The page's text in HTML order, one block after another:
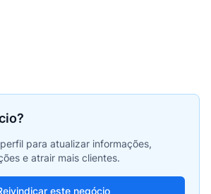
para atualizar informações,
e atrair mais clientes.
este negócio